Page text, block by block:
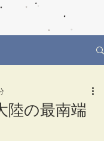
陸の最南端